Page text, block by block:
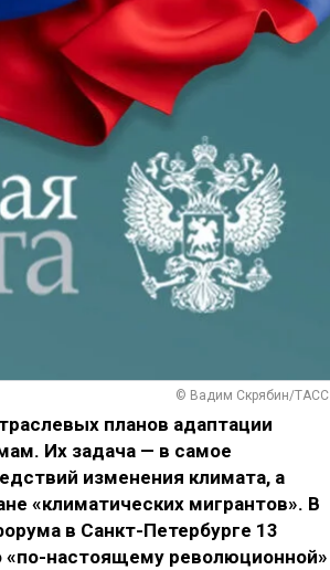
© Вадим Скрябин/ТАСС
планов адаптации
Их задача — в самое
изменения климата, а
«климатических мигрантов». В
в Санкт-Петербурге 13
«по-настоящему революционной»